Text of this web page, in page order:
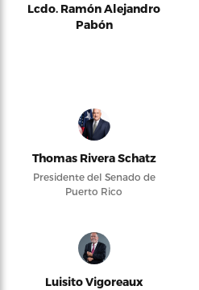
Lcdo. Ramón Alejandro
Pabón
Thomas Rivera Schatz
Presidente del Senado de
Puerto Rico
Luisito Vigoreaux